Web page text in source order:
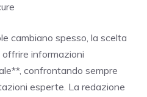
cambiano spesso, la scelta
informazioni
confrontando sempre
esperte. La redazione